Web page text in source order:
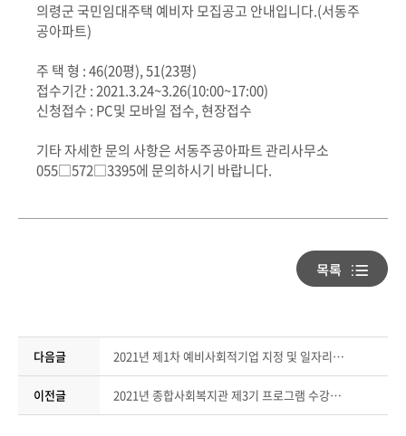
의령군 국민임대주택 예비자 모집공고 안내입니다.(서동주
공아파트)
주 택 형 : 46(20평), 51(23평)
접수기간 : 2021.3.24~3.26(10:00~17:00)
신청접수 : PC및 모바일 접수, 현장접수
기타 자세한 문의 사항은 서동주공아파트 관리사무소
055□572□3395에 문의하시기 바랍니다.
다음글 2021년 제1차 예비사회적기업 지정 및 일자리창출사업 공모 안내
이전글 2021년 종합사회복지관 제3기 프로그램 수강생 모집 안내